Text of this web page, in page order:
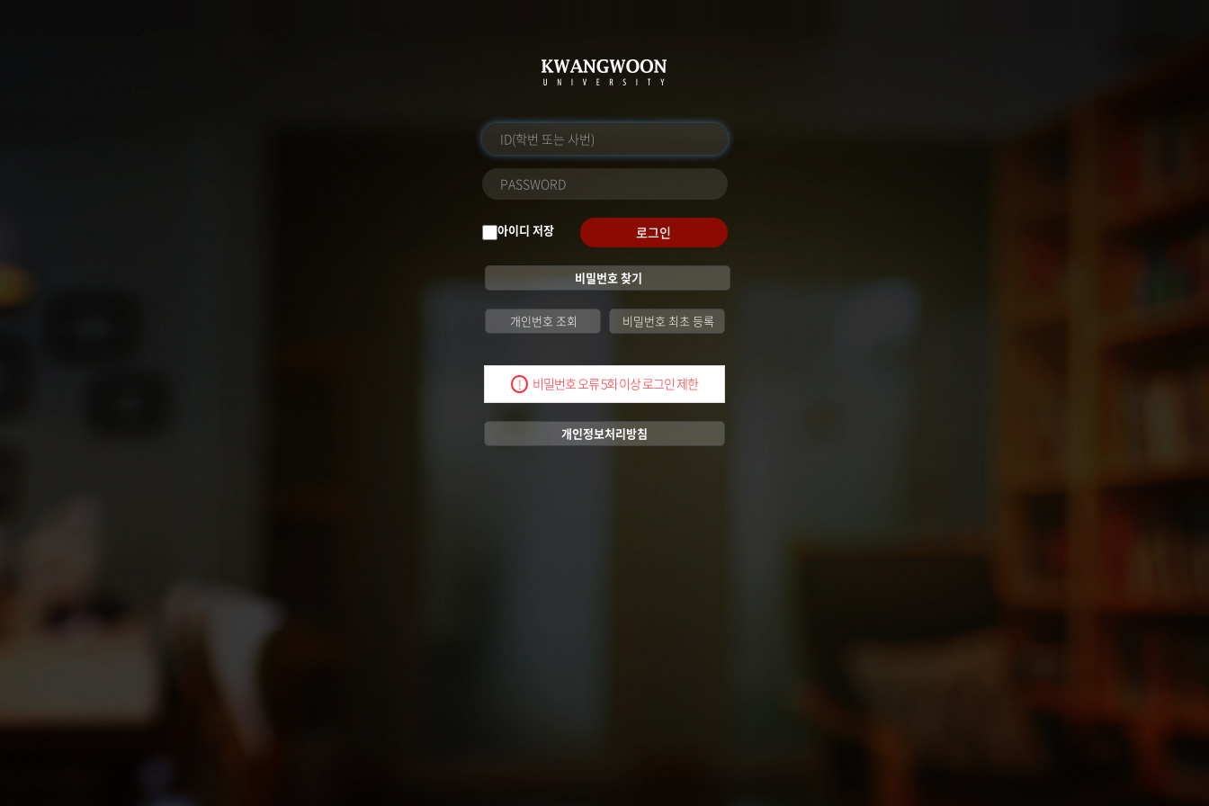
아이디 저장 로그인
비밀번호 찾기
개인번호 조회 비밀번호 최초 등록
! 비밀번호 오류 5회 이상 로그인 제한
개인정보처리방침